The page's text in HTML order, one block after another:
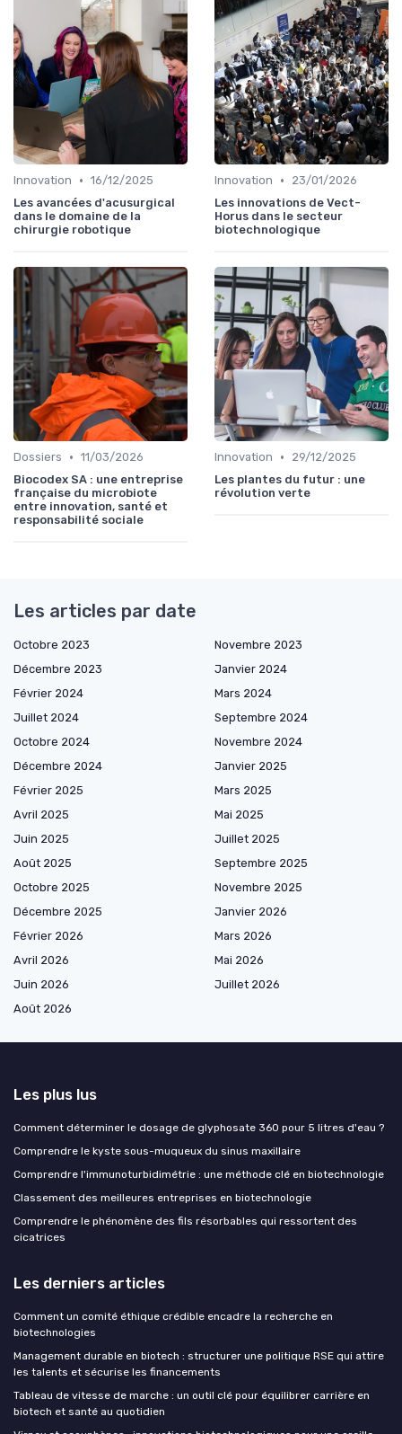
Innovation • 16/12/2025
Les avancées d'acusurgical
dans le domaine de la
chirurgie robotique
Innovation •
23/01/2026
Les innovations de Vect-
Horus dans le secteur
biotechnologique
Dossiers • 11/03/2026
Biocodex SA : une entreprise
française du microbiote
entre innovation, santé et
responsabilité sociale
Innovation •
29/12/2025
Les plantes du futur : une
révolution verte
Les articles par date
Octobre 2023
Novembre 2023
Décembre 2023
Janvier 2024
Février 2024
Mars 2024
Juillet 2024
Septembre 2024
Octobre 2024
Novembre 2024
Décembre 2024
Janvier 2025
Février 2025
Mars 2025
Avril 2025
Mai 2025
Juin 2025
Juillet 2025
Août 2025
Septembre 2025
Octobre 2025
Novembre 2025
Décembre 2025
Janvier 2026
Février 2026
Mars 2026
Avril 2026
Mai 2026
Juin 2026
Juillet 2026
Août 2026
Les plus lus
Comment déterminer le dosage de glyphosate 360 pour 5 litres d'eau ?
Comprendre le kyste sous-muqueux du sinus maxillaire
Comprendre l'immunoturbidimétrie : une méthode clé en biotechnologie
Classement des meilleures entreprises en biotechnologie
Comprendre le phénomène des fils résorbables qui ressortent des
cicatrices
Les derniers articles
Comment un comité éthique crédible encadre la recherche en
biotechnologies
Management durable en biotech : structurer une politique RSE qui attire
les talents et sécurise les financements
Tableau de vitesse de marche : un outil clé pour équilibrer carrière en
biotech et santé au quotidien